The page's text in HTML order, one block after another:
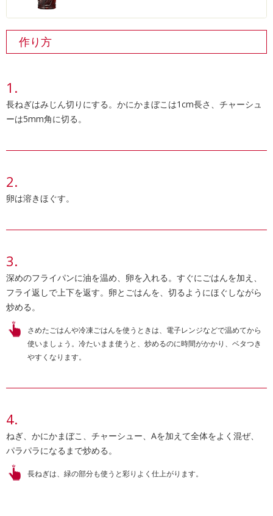
作り方
長ねぎはみじん切りにする。かにかまぼこは1cm長さ、チャーシュ
ーは5mm角に切る。
卵は溶きほぐす。
深めのフライパンに油を温め、卵を入れる。すぐにごはんを加え、
フライ返しで上下を返す。卵とごはんを、切るようにほぐしながら
炒める。
さめたごはんや冷凍ごはんを使うときは、電子レンジなどで温めてから
使いましょう。冷たいまま使うと、炒めるのに時間がかかり、ベタつき
やすくなります。
ねぎ、かにかまぼこ、チャーシュー、Aを加えて全体をよく混ぜ、
パラパラになるまで炒める。
長ねぎは、緑の部分も使うと彩りよく仕上がります。